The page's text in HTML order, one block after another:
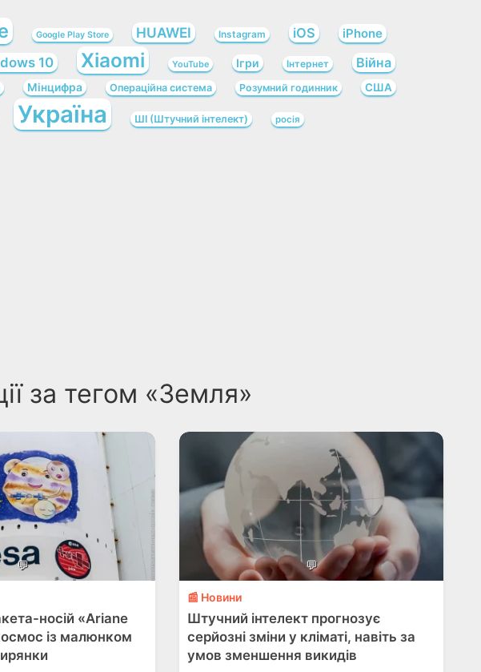
Google Play Store HUAWEI Instagram iOS iPhone
10 Xiaomi YouTube Ігри Інтернет Війна
Мінцифра Операційна система Розумний годинник США
Україна ШІ (Штучний інтелект) росія
за тегом «Земля»
💬
носій «Ariane
із малюнком
💬
📰 Новини
Штучний інтелект прогнозує
серйозні зміни у кліматі, навіть за
умов зменшення викидів